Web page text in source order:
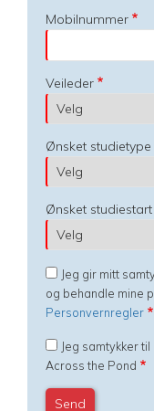
Mobilnummer
Veileder
Ønsket studietype
Ønsket studiestart
Jeg gir mitt
og behandle mine
Personvernregler
Jeg samtykker
Across the Pond